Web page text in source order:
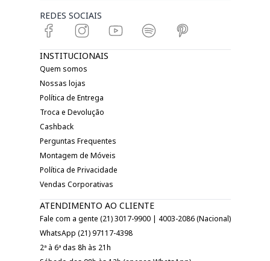
REDES SOCIAIS
INSTITUCIONAIS
Quem somos
Nossas lojas
Política de Entrega
Troca e Devolução
Cashback
Perguntas Frequentes
Montagem de Móveis
Política de Privacidade
Vendas Corporativas
ATENDIMENTO AO CLIENTE
Fale com a gente (21) 3017-9900 | 4003-2086 (Nacional)
WhatsApp (21) 97117-4398
2ª à 6ª das 8h às 21h